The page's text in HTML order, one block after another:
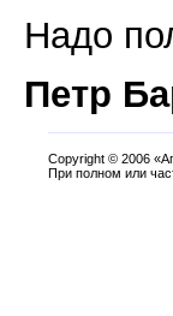
Надо
Петр
Copyright © 2006
При полном или